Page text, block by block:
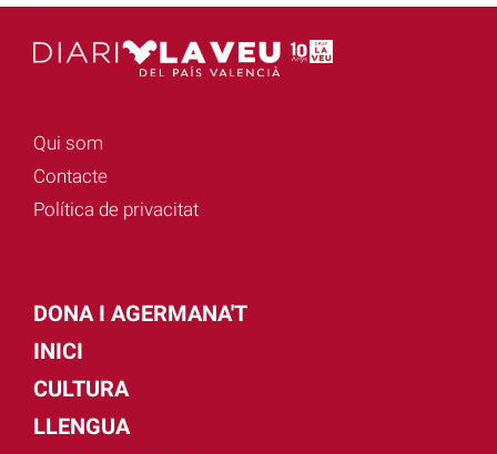
Qui som
Contacte
Política de privacitat
DONA I AGERMANA'T
INICI
CULTURA
LLENGUA